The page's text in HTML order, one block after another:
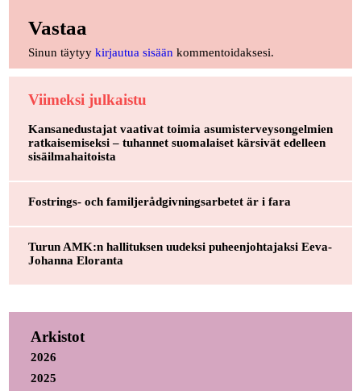
Vastaa
Sinun täytyy kirjautua sisään kommentoidaksesi.
Viimeksi julkaistu
Kansanedustajat vaativat toimia asumisterveysongelmien
ratkaisemiseksi – tuhannet suomalaiset kärsivät edelleen
sisäilmahaitoista
Fostrings- och familjerådgivningsarbetet är i fara
Turun AMK:n hallituksen uudeksi puheenjohtajaksi Eeva-
Johanna Eloranta
Arkistot
2026
2025